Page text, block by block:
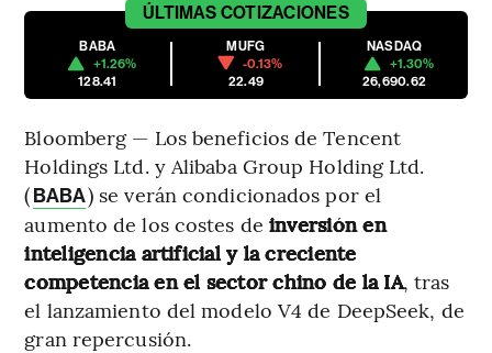
ÚLTIMAS COTIZACIONES
BABA
+1.26%
128.41
MUFG
-0.13%
22.49
NASDAQ
+1.30%
26,690.62
Bloomberg — Los beneficios de Tencent
Holdings Ltd. y Alibaba Group Holding Ltd.
(BABA) se verán condicionados por el
aumento de los costes de inversión en
inteligencia artificial y la creciente
competencia en el sector chino de la IA, tras
el lanzamiento del modelo V4 de DeepSeek, de
gran repercusión.